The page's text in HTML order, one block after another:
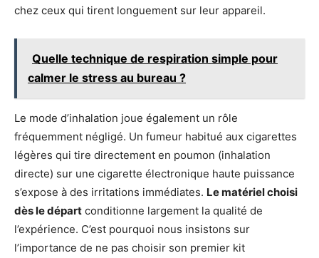
chez ceux qui tirent longuement sur leur appareil.
Quelle technique de respiration simple pour
calmer le stress au bureau ?
Le mode d’inhalation joue également un rôle
fréquemment négligé. Un fumeur habitué aux cigarettes
légères qui tire directement en poumon (inhalation
directe) sur une cigarette électronique haute puissance
s’expose à des irritations immédiates. Le matériel choisi
dès le départ conditionne largement la qualité de
l’expérience. C’est pourquoi nous insistons sur
l’importance de ne pas choisir son premier kit